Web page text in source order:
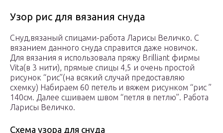
Узор рис для вязания снуда
Снуд,вязаный спицами-работа Ларисы Величко. С
вязанием данного снуда справится даже новичок.
Для вязания я использовала пряжу Brilliant фирмы
Vita(в 3 нити), прямые спицы 4,5 и очень простой
рисунок “рис”(на всякий случай предоставляю
схемку) Набираем 60 петель и вяжем рисунком “рис ”
140см. Далее сшиваем швом “петля в петлю”. Работа
Ларисы Величко.
Схема узора для снуда